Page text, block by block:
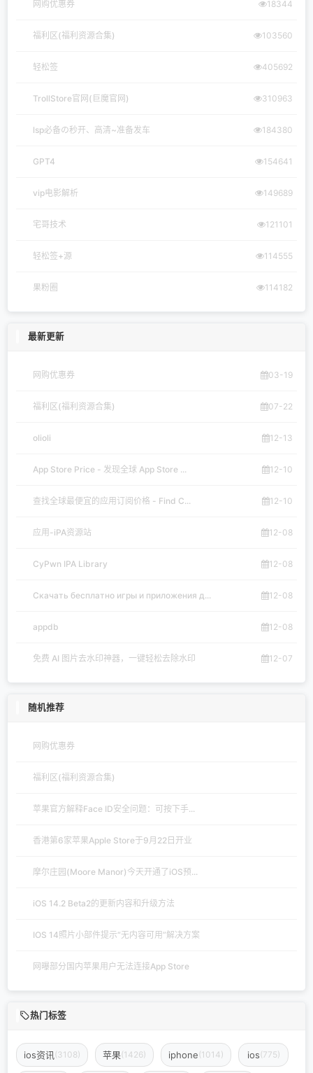
网购优惠券 18344
福利区(福利资源合集) 103560
轻松签 405692
TrollStore官网(巨魔官网) 310963
lsp必备の秒开、高清~准备发车 184380
GPT4 154641
vip电影解析 149689
宅哥技术 121101
轻松签+源 114555
果粉圈 114182
最新更新
网购优惠券 03-19
福利区(福利资源合集) 07-22
olioli 12-13
App Store Price - 发现全球 App Store ... 12-10
查找全球最便宜的应用订阅价格 - Find C... 12-10
应用-iPA资源站 12-08
CyPwn IPA Library 12-08
Скачать бесплатно игры и приложения д... 12-08
appdb 12-08
免费 AI 图片去水印神器，一键轻松去除水印 12-07
随机推荐
网购优惠券
福利区(福利资源合集)
苹果官方解释Face ID安全问题：可按下手...
香港第6家苹果Apple Store于9月22日开业
摩尔庄园(Moore Manor)今天开通了iOS预...
iOS 14.2 Beta2的更新内容和升级方法
IOS 14照片小部件提示“无内容可用”解决方案
网曝部分国内苹果用户无法连接App Store
热门标签
ios资讯 (3108) 苹果(1426) iphone(1014) ios(775)